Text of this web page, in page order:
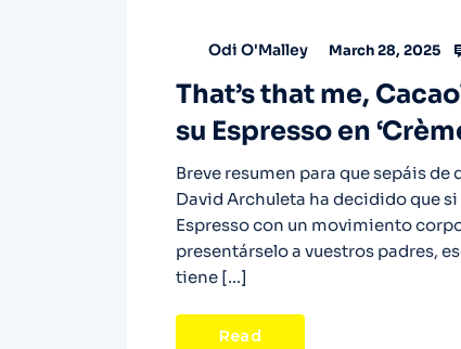
Odi O'Malley March 28, 2025
That’s that me,
su Espresso en
Breve resumen para que sepáis
David Archuleta ha decidido que
Espresso con un movimiento
presentárselo a vuestros padres,
tiene […]
Read